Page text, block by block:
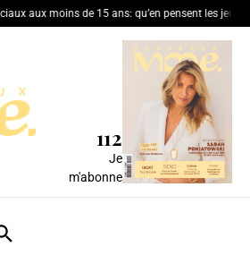
aux moins de 15 ans: qu’en pensent les
112
Je
m'abonne